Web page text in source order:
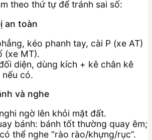
theo thứ tự để tránh sai số:
an toàn
kéo phanh tay, cài P (xe AT)
(xe MT).
diện, dùng kích + kê chân kê
có.
và nghe
ngờ lên khỏi mặt đất.
bánh: bánh tốt thường quay êm;
thể nghe “rào rào/khựng/rục”.